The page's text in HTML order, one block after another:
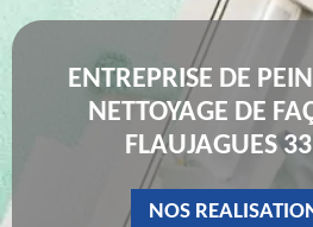
ENTREPRISE DE
NETTOYAGE DE
FLAUJAGUES
NOS